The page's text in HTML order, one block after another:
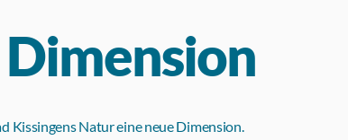
Kissingens Natur eine neue Dimension.